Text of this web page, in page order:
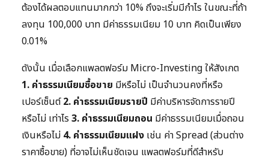
ต้องได้ผลตอบแทนมากกว่า 10% ถึงจะเริ่มมีกำไร ในขณะที่ถ้า
ลงทุน 100,000 บาท มีค่าธรรมเนียม 10 บาท คิดเป็นเพียง
0.01%
ดังนั้น เมื่อเลือกแพลตฟอร์ม Micro-Investing ให้สังเกต
1. ค่าธรรมเนียมซื้อขาย มีหรือไม่ เป็นจำนวนคงที่หรือ
เปอร์เซ็นต์2. ค่าธรรมเนียมรายปี มีค่าบริหารจัดการรายปี
หรือไม่ เท่าไร 3. ค่าธรรมเนียมถอน มีค่าธรรมเนียมเมื่อถอน
เงินหรือไม่ 4. ค่าธรรมเนียมแฝง เช่น ค่า Spread (ส่วนต่าง
ราคาซื้อขาย) ที่อาจไม่เห็นชัดเจน แพลตฟอร์มที่ดีสำหรับ